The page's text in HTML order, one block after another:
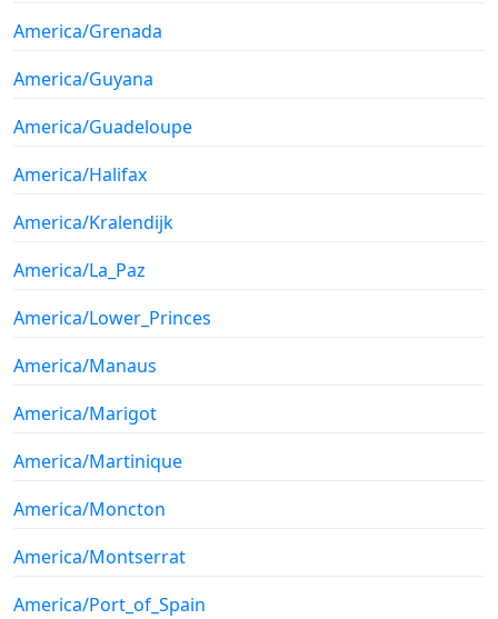
America/Grenada
America/Guyana
America/Guadeloupe
America/Halifax
America/Kralendijk
America/La_Paz
America/Lower_Princes
America/Manaus
America/Marigot
America/Martinique
America/Moncton
America/Montserrat
America/Port_of_Spain